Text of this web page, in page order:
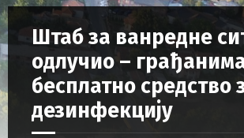
Штаб за ванредне
одлучио –
бесплатно средство
дезинфекцију